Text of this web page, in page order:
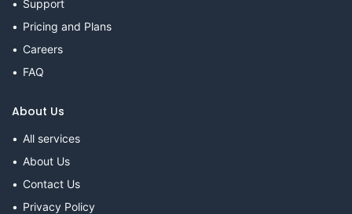
Support
Pricing and Plans
Careers
FAQ
About Us
All services
About Us
Contact Us
Privacy Policy